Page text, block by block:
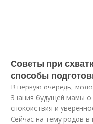
Советы при
способы
В первую очередь,
Знания будущей мамы о
спокойствия и
Сейчас на тему родов в